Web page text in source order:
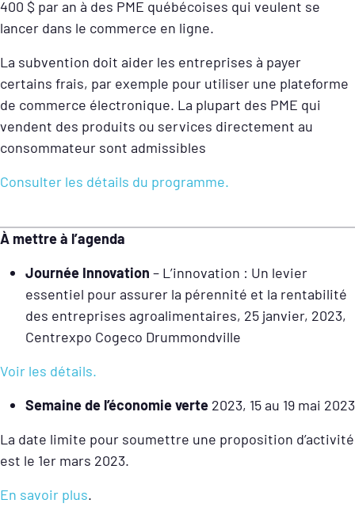
400 $ par an à des PME québécoises qui veulent se
lancer dans le commerce en ligne.
La subvention doit aider les entreprises à payer
certains frais, par exemple pour utiliser une plateforme
de commerce électronique. La plupart des PME qui
vendent des produits ou services directement au
consommateur sont admissibles
Consulter les détails du programme.
À mettre à l’agenda
Journée Innovation – L’innovation : Un levier
essentiel pour assurer la pérennité et la rentabilité
des entreprises agroalimentaires, 25 janvier, 2023,
Centrexpo Cogeco Drummondville
Voir les détails.
Semaine de l’économie verte 2023, 15 au 19 mai 2023
La date limite pour soumettre une proposition d’activité
est le 1er mars 2023.
En savoir plus.